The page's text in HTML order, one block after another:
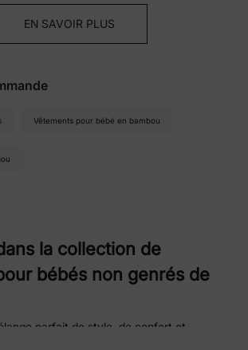
EN SAVOIR PLUS
Vêtements pour bébé en bambou
la collection de
bébés non genrés de
parfait de style, de confort et
vêtements pour bébé neutres de PatPat.